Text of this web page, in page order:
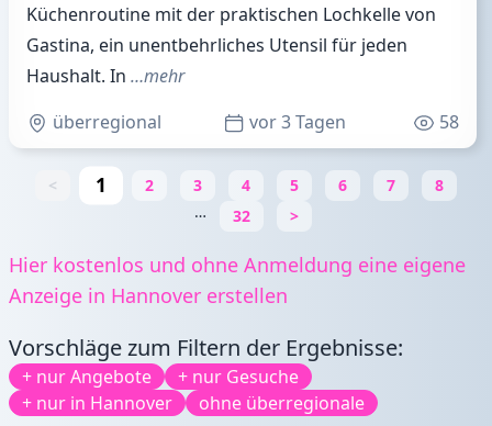
Küchenroutine mit der praktischen Lochkelle von
Gastina, ein unentbehrliches Utensil für jeden
Haushalt. In …mehr
überregional
vor 3 Tagen 58
< 1 2 3 4 5 6 7
8
…
32 >
Hier kostenlos und ohne Anmeldung eine eigene
Anzeige in Hannover erstellen
Vorschläge zum Filtern der Ergebnisse:
+ nur Angebote
+ nur Gesuche
+ nur in Hannover
ohne überregionale